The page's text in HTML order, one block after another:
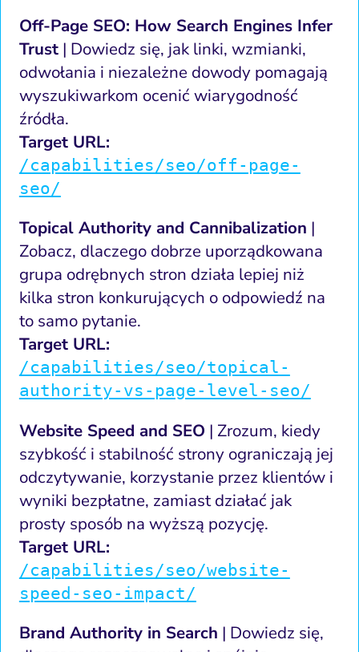
Off-Page SEO: How Search Engines Infer
Trust| Dowiedz się, jak linki, wzmianki,
odwołania i niezależne dowody pomagają
wyszukiwarkom ocenić wiarygodność
źródła.
Target URL:
/capabilities/seo/off-page-
seo/
Topical Authority and Cannibalization |
Zobacz, dlaczego dobrze uporządkowana
grupa odrębnych stron działa lepiej niż
kilka stron konkurujących o odpowiedź na
to samo pytanie.
Target URL:
/capabilities/seo/topical-
authority-vs-page-level-seo/
Website Speed and SEO | Zrozum, kiedy
szybkość i stabilność strony ograniczają jej
odczytywanie, korzystanie przez klientów i
wyniki bezpłatne, zamiast działać jak
prosty sposób na wyższą pozycję.
Target URL:
/capabilities/seo/website-
speed-seo-impact/
Brand Authority in Search | Dowiedz się,